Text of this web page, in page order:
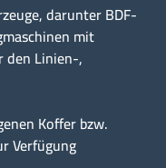
darunter BDF-
mit
den Linien-,
Koffer bzw.
Verfügung